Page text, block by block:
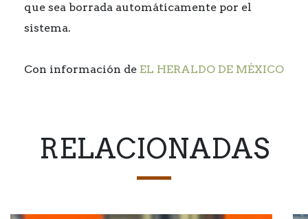
que sea borrada automáticamente por el
sistema.
Con información de EL HERALDO DE MÉXICO
RELACIONADAS